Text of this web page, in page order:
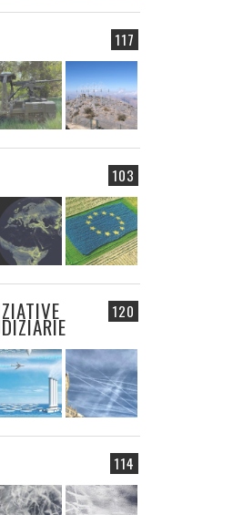
117
103
120
114